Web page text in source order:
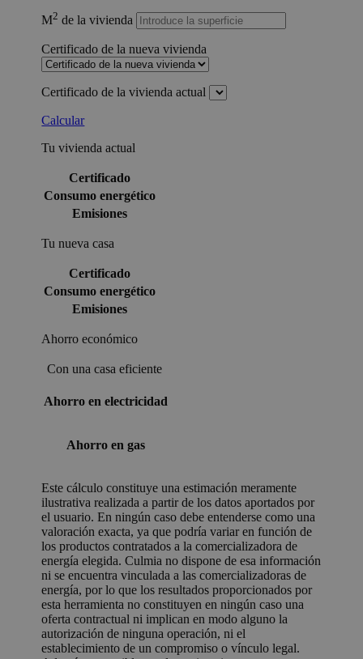
M2 de la vivienda
Certificado de la nueva vivienda
Certificado de la vivienda actual
Calcular
Tu vivienda actual
Certificado
Consumo energético
Emisiones
Tu nueva casa
Certificado
Consumo energético
Emisiones
Ahorro económico
Con una casa eficiente
Ahorro en electricidad
Ahorro en gas
Este cálculo constituye una estimación meramente
ilustrativa realizada a partir de los datos aportados por
el usuario. En ningún caso debe entenderse como una
valoración exacta, ya que podría variar en función de
los productos contratados a la comercializadora de
energía elegida. Culmia no dispone de esa información
ni se encuentra vinculada a las comercializadoras de
energía, por lo que los resultados proporcionados por
esta herramienta no constituyen en ningún caso una
oferta contractual ni implican en modo alguno la
autorización de ninguna operación, ni el
establecimiento de un compromiso o vínculo legal.